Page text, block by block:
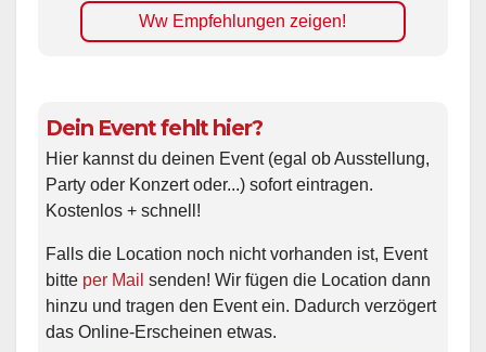
Ww Empfehlungen zeigen!
Dein Event fehlt hier?
Hier kannst du deinen Event (egal ob Ausstellung,
Party oder Konzert oder...) sofort eintragen.
Kostenlos + schnell!
Falls die Location noch nicht vorhanden ist, Event
bitte per Mail senden! Wir fügen die Location dann
hinzu und tragen den Event ein. Dadurch verzögert
das Online-Erscheinen etwas.